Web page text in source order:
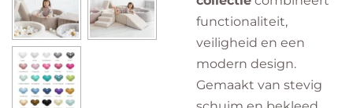
functionaliteit,
veiligheid en een
modern design.
Gemaakt van stevig